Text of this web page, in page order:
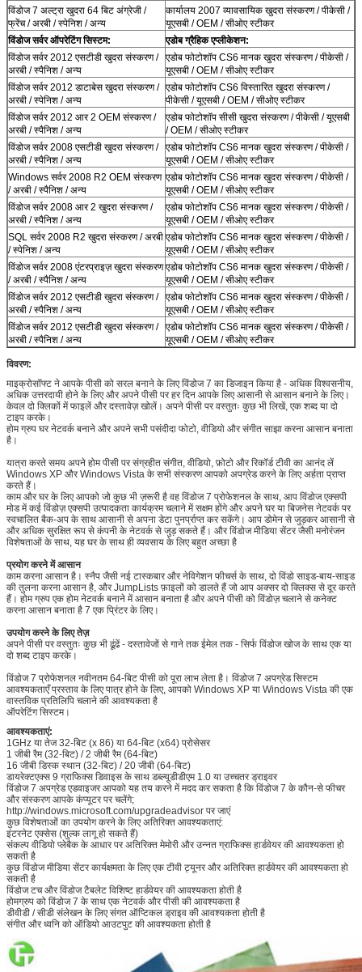
विंडोज 7 अल्ट्रा खुदरा 64 बिट अंग्रेजी /
फ्रेंच / अरबी / स्पेनिश / अन्य
कार्यालय 2007 व्यावसायिक खुदरा संस्करण / पीकेसी /
यूएसबी / OEM / सीओए स्टीकर
विंडोज सर्वर ऑपरेटिंग सिस्टम:
एडोब ग्रैहिक एप्लीकेशन:
विंडोज सर्वर 2012 एसटीडी खुदरा संस्करण /
अरबी / स्पैनिश / अन्य
एडोब फोटोशॉप CS6 मानक खुदरा संस्करण / पीकेसी /
यूएसबी / OEM / सीओए स्टीकर
विंडोज सर्वर 2012 डाटाबेस खुदरा संस्करण /
अरबी / स्पेनिश / अन्य
एडोब फोटोशॉप CS6 विस्तारित खुदरा संस्करण /
पीकेसी / यूएसबी / OEM / सीओए स्टीकर
विंडोज सर्वर 2012 आर 2 OEM संस्करण /
अरबी / स्पैनिश / अन्य
एडोब फोटोशॉप सीसी खुदरा संस्करण / पीकेसी / यूएसबी
/ OEM / सीओए स्टीकर
विंडोज सर्वर 2008 एसटीडी खुदरा संस्करण /
अरबी / स्पैनिश / अन्य
एडोब फोटोशॉप CS6 मानक खुदरा संस्करण / पीकेसी /
यूएसबी / OEM / सीओए स्टीकर
Windows सर्वर 2008 R2 OEM संस्करण
/ अरबी / स्पैनिश / अन्य
एडोब फोटोशॉप CS6 मानक खुदरा संस्करण / पीकेसी /
यूएसबी / OEM / सीओए स्टीकर
विंडोज सर्वर 2008 आर 2 खुदरा संस्करण /
अरबी / स्पैनिश / अन्य
एडोब फोटोशॉप CS6 मानक खुदरा संस्करण / पीकेसी /
यूएसबी / OEM / सीओए स्टीकर
SQL सर्वर 2008 R2 खुदरा संस्करण / अरबी
/ स्पेनिश / अन्य
एडोब फोटोशॉप CS6 मानक खुदरा संस्करण / पीकेसी /
यूएसबी / OEM / सीओए स्टीकर
विंडोज सर्वर 2008 एंटरप्राइज़ खुदरा संस्करण
/ अरबी / स्पैनिश / अन्य
एडोब फोटोशॉप CS6 मानक खुदरा संस्करण / पीकेसी /
यूएसबी / OEM / सीओए स्टीकर
विंडोज सर्वर 2012 एसटीडी खुदरा संस्करण /
अरबी / स्पैनिश / अन्य
एडोब फोटोशॉप CS6 मानक खुदरा संस्करण / पीकेसी /
यूएसबी / OEM / सीओए स्टीकर
विंडोज सर्वर 2012 एसटीडी खुदरा संस्करण /
अरबी / स्पैनिश / अन्य
एडोब फोटोशॉप CS6 मानक खुदरा संस्करण / पीकेसी /
यूएसबी / OEM / सीओए स्टीकर
विवरण:
माइक्रोसॉफ्ट ने आपके पीसी को सरल बनाने के लिए विंडोज 7 का डिजाइन किया है - अधिक विश्वसनीय,
अधिक उत्तरदायी होने के लिए और अपने पीसी पर हर दिन आपके लिए आसानी से आसान बनाने के लिए।
केवल दो क्लिकों में फाइलें और दस्तावेज़ खोलें। अपने पीसी पर वस्तुतः कुछ भी लिखें, एक शब्द या दो
टाइप करके।
होम ग्रुप घर नेटवर्क बनाने और अपने सभी पसंदीदा फोटो, वीडियो और संगीत साझा करना आसान बनाता
है।
यात्रा करते समय अपने होम पीसी पर संग्रहीत संगीत, वीडियो, फ़ोटो और रिकॉर्ड टीवी का आनंद लें
Windows XP और Windows Vista के सभी संस्करण आपको अपग्रेड करने के लिए अर्हता प्राप्त
करते हैं।
काम और घर के लिए आपको जो कुछ भी ज़रूरी है वह विंडोज 7 प्रोफेशनल के साथ, आप विंडोज एक्सपी
मोड में कई विंडोज़ एक्सपी उत्पादकता कार्यक्रम चलाने में सक्षम होंगे और अपने घर या बिजनेस नेटवर्क पर
स्वचालित बैक-अप के साथ आसानी से अपना डेटा पुनर्प्राप्त कर सकेंगे। आप डोमेन से जुड़कर आसानी से
और अधिक सुरक्षित रूप से कंपनी के नेटवर्क से जुड़ सकते हैं। और विंडोज मीडिया सेंटर जैसी मनोरंजन
विशेषताओं के साथ, यह घर के साथ ही व्यवसाय के लिए बहुत अच्छा है
प्रयोग करने में आसान
काम करना आसान है। स्नैप जैसी नई टास्कबार और नेविगेशन फीचर्स के साथ, दो विंडो साइड-बाय-साइड
की तुलना करना आसान है, और JumpLists फ़ाइलों को डालते हैं जो आप अक्सर दो क्लिक्स से दूर करते
हैं। होम ग्रुप एक होम नेटवर्क बनाने में आसान बनाता है और अपने पीसी को विंडोज़ चलाने से कनेक्ट
करना आसान बनाता है 7 एक प्रिंटर के लिए।
उपयोग करने के लिए तेज़
अपने पीसी पर वस्तुतः कुछ भी ढूंढें - दस्तावेजों से गाने तक ईमेल तक - सिर्फ विंडोज खोज के साथ एक या
दो शब्द टाइप करके।
विंडोज 7 प्रोफेशनल नवीनतम 64-बिट पीसी को पूरा लाभ लेता है। विंडोज 7 अपग्रेड सिस्टम
आवश्यकताएँ प्रस्ताव के लिए पात्र होने के लिए, आपको Windows XP या Windows Vista की एक
वास्तविक प्रतिलिपि चलाने की आवश्यकता है
ऑपरेटिंग सिस्टम।
आवश्यकताएं:
1GHz या तेज 32-बिट (x 86) या 64-बिट (x64) प्रोसेसर
1 जीबी रैम (32-बिट) / 2 जीबी रैम (64-बिट)
16 जीबी डिस्क स्थान (32-बिट) / 20 जीबी (64-बिट)
डायरेक्टएक्स 9 ग्राफिक्स डिवाइस के साथ डब्ल्यूडीडीएम 1.0 या उच्चतर ड्राइवर
विंडोज 7 अपग्रेड एडवाइजर आपको यह तय करने में मदद कर सकता है कि विंडोज 7 के कौन-से फीचर
और संस्करण आपके कंप्यूटर पर चलेंगे;
http://windows.microsoft.com/upgradeadvisor पर जाएं
कुछ विशेषताओं का उपयोग करने के लिए अतिरिक्त आवश्यकताएं:
इंटरनेट एक्सेस (शुल्क लागू हो सकते हैं)
संकल्प वीडियो प्लेबैक के आधार पर अतिरिक्त मेमोरी और उन्नत ग्राफिक्स हार्डवेयर की आवश्यकता हो
सकती है
कुछ विंडोज मीडिया सेंटर कार्यक्षमता के लिए एक टीवी ट्यूनर और अतिरिक्त हार्डवेयर की आवश्यकता हो
सकती है
विंडोज टच और विंडोज टैबलेट विशिष्ट हार्डवेयर की आवश्यकता होती है
होमग्रुप को विंडोज 7 के साथ एक नेटवर्क और पीसी की आवश्यकता है
डीवीडी / सीडी संलेखन के लिए संगत ऑप्टिकल ड्राइव की आवश्यकता होती है
संगीत और ध्वनि को ऑडियो आउटपुट की आवश्यकता होती है